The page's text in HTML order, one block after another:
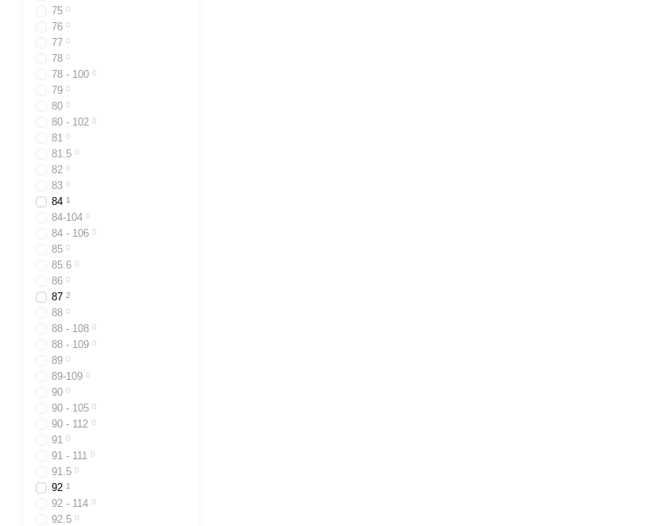
75 0
76 0
77 0
78 0
78 - 100 0
79 0
80 0
80 - 102 0
81 0
81.5 0
82 0
83 0
84 1
84-104 0
84 - 106 0
85 0
85.6 0
86 0
87 2
88 0
88 - 108 0
88 - 109 0
89 0
89-109 0
90 0
90 - 105 0
90 - 112 0
91 0
91 - 111 0
91.5 0
92 1
92 - 114 0
92.5 0